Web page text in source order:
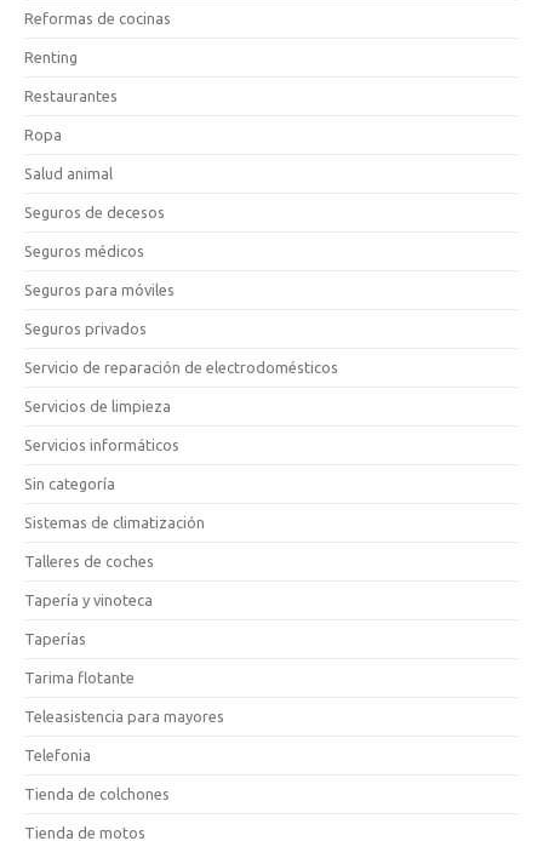
Reformas de cocinas
Renting
Restaurantes
Ropa
Salud animal
Seguros de decesos
Seguros médicos
Seguros para móviles
Seguros privados
Servicio de reparación de electrodomésticos
Servicios de limpieza
Servicios informáticos
Sin categoría
Sistemas de climatización
Talleres de coches
Tapería y vinoteca
Taperías
Tarima flotante
Teleasistencia para mayores
Telefonia
Tienda de colchones
Tienda de motos